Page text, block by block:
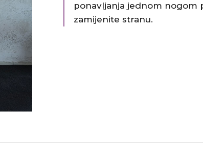
ponavljanja jednom nogom
zamijenite stranu.